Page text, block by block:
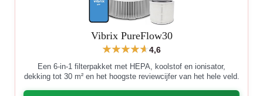
Vibrix PureFlow30
4,6
Een 6-in-1 filterpakket met HEPA, koolstof en ionisator,
dekking tot 30 m² en het hoogste reviewcijfer van het hele veld.